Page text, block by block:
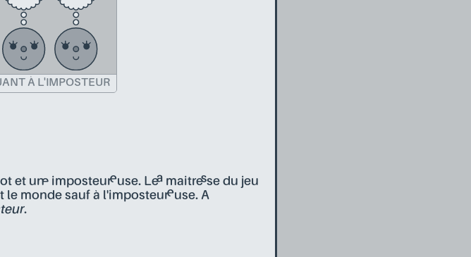
À L'IMPOSTEUR
un·e imposteur·euse. Le·a maitre·sse du jeu
monde sauf à l'imposteur·euse. A
.